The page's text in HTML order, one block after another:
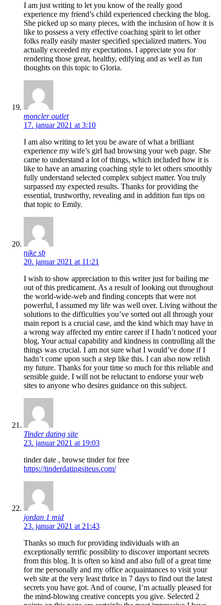
I am just writing to let you know of the really good
experience my friend’s child experienced checking the blog.
She picked up so many pieces, with the inclusion of how it is
like to possess a very effective coaching spirit to let other
folks really easily master specified specialized matters. You
actually exceeded my expectations. I appreciate you for
rendering those great, healthy, edifying and as well as fun
thoughts on this topic to Gloria.
moncler outlet
17. januar 2021 at 3:10
I am also writing to let you be aware of what a brilliant
experience my wife’s girl had browsing your web page. She
came to understand a lot of things, which included how it is
like to have an amazing coaching style to let others smoothly
fully understand selected complex subject matter. You truly
surpassed my expected results. Thanks for providing the
essential, trustworthy, revealing and in addition fun tips on
that topic to Emily.
nike sb
20. januar 2021 at 11:21
I wish to show appreciation to this writer just for bailing me
out of this predicament. As a result of looking out throughout
the world-wide-web and finding concepts that were not
powerful, I assumed my life was well over. Living without the
solutions to the difficulties you’ve sorted out all through your
main report is a crucial case, and the kind which may have in
a wrong way affected my entire career if I hadn’t noticed your
blog. Your actual capability and kindness in controlling all the
things was crucial. I am not sure what I would’ve done if I
hadn’t come upon such a step like this. I can also now relish
my future. Thanks for your time so much for this reliable and
sensible guide. I will not be reluctant to endorse your web
sites to anyone who desires guidance on this subject.
Tinder dating site
23. januar 2021 at 19:03
tinder date , browse tinder for free
https://tinderdatingsiteus.com/
jordan 1 mid
23. januar 2021 at 21:43
Thanks so much for providing individuals with an
exceptionally terrific possiblity to discover important secrets
from this blog. It is often so kind and also full of a great time
for me personally and my office acquaintances to visit your
web site at the very least thrice in 7 days to find out the latest
secrets you have got. And of course, I’m actually pleased for
the mind-blowing creative concepts you give. Selected 2